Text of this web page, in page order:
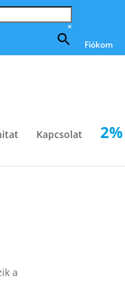
×
Fiókom
Kapcsolat 2%
a